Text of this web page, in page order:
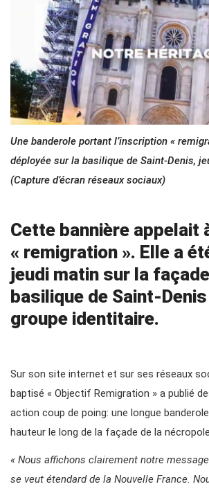
Une banderole portant l’inscription «
déployée sur la basilique de Saint-Denis,
(Capture d’écran réseaux sociaux)
Cette bannière appelait
« remigration ». Elle a
jeudi matin sur la
basilique de Saint-
groupe identitaire.
Sur son site internet et sur ses réseaux
baptisé « Objectif Remigration » a publié
action coup de poing: une longue
hauteur le long de la façade de la
« Nous affichons clairement notre
se veut étendard de la Nouvelle France.